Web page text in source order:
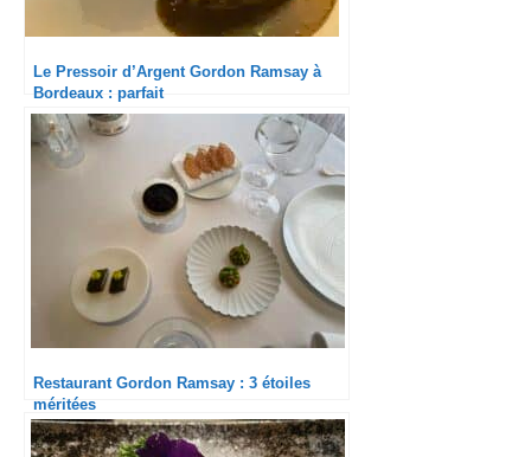
Le Pressoir d’Argent Gordon Ramsay à
Bordeaux : parfait
Restaurant Gordon Ramsay : 3 étoiles
méritées